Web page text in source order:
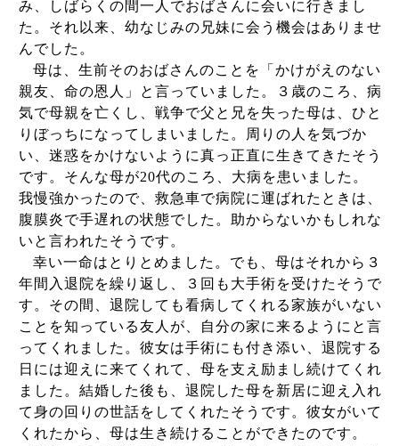
み、しばらくの間一人でおばさんに会いに行きまし
た。それ以来、幼なじみの兄妹に会う機会はありませ
んでした。
母は、生前そのおばさんのことを「かけがえのない
親友、命の恩人」と言っていました。３歳のころ、病
気で母親を亡くし、戦争で父と兄を失った母は、ひと
りぼっちになってしまいました。周りの人を気づか
い、迷惑をかけないように真っ正直に生きてきたそう
です。そんな母が20代のころ、大病を患いました。
我慢強かったので、救急車で病院に運ばれたときは、
腹膜炎で手遅れの状態でした。助からないかもしれな
いと言われたそうです。
幸い一命はとりとめました。でも、母はそれから３
年間入退院を繰り返し、３回も大手術を受けたそうで
す。その間、退院しても看病してくれる家族がいない
ことを知っている友人が、自分の家に来るようにと言
ってくれました。彼女は手術にも付き添い、退院する
日には迎えに来てくれて、母を支え励まし続けてくれ
ました。結婚した後も、退院した母を新居に迎え入れ
て身の回りの世話をしてくれたそうです。彼女がいて
くれたから、母は生き続けることができたのです。